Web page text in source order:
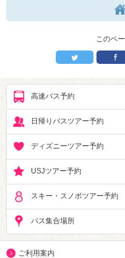
このペ
高速バス予約
日帰りバスツアー予約
ディズニーツアー予約
USJツアー予約
スキー・スノボツアー予約
バス集合場所
ご利用案内